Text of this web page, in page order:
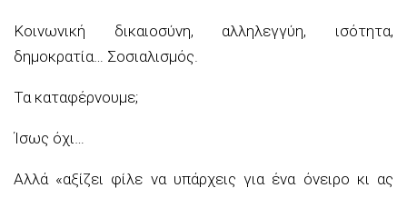
Κοινωνική δικαιοσύνη, αλληλεγγύη, ισότητα,
δημοκρατία… Σοσιαλισμός.
Τα καταφέρνουμε;
Ίσως όχι…
Αλλά «αξίζει φίλε να υπάρχεις για ένα όνειρο κι ας